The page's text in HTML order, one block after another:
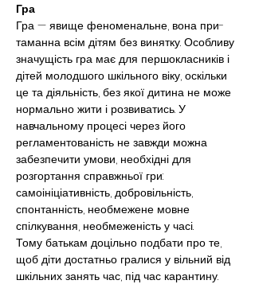
Гра
Гра — явище феноменальне, вона при­
таманна всім дітям без винятку. Особливу
значущість гра має для першокласників і
дітей молодшого шкільного віку, оскільки
це та діяльність, без якої дити­на не може
нормально жити і розвиватись. У
навчальному процесі через його
регламентованість не завжди можна
забезпечити умови, необхідні для
розгортання справжньої гри:
самоініціативність, добровільність,
спонтанність, необмежене мовне
спілкування, необмеженість у часі.
Тому батькам доцільно подбати про те,
щоб діти достатньо гралися у вільний від
шкільних занять час, під час карантину.